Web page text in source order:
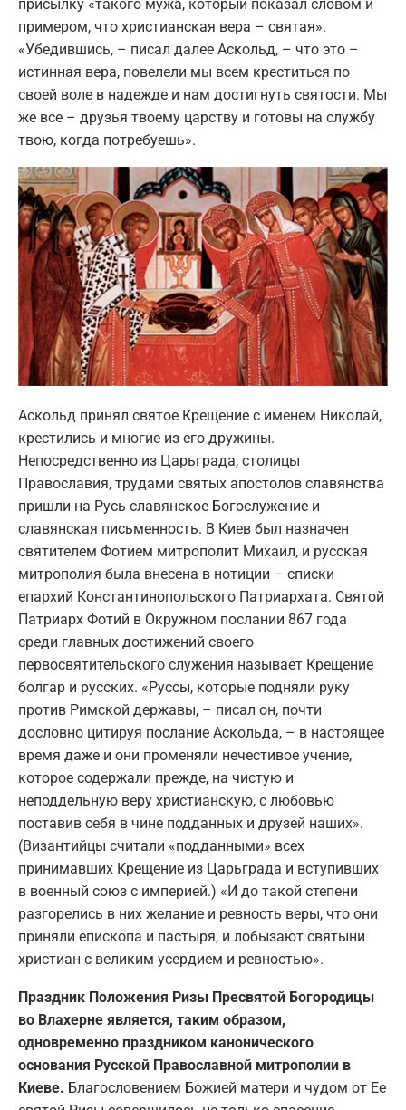
присылку «такого мужа, который показал словом и
примером, что христианская вера – святая».
«Убедившись, – писал далее Аскольд, – что это –
истинная вера, повелели мы всем креститься по
своей воле в надежде и нам достигнуть святости. Мы
же все – друзья твоему царству и готовы на службу
твою, когда потребуешь».
Аскольд принял святое Крещение с именем Николай,
крестились и многие из его дружины.
Непосредственно из Царьграда, столицы
Православия, трудами святых апостолов славянства
пришли на Русь славянское Богослужение и
славянская письменность. В Киев был назначен
святителем Фотием митрополит Михаил, и русская
митрополия была внесена в нотиции – списки
епархий Константинопольского Патриархата. Святой
Патриарх Фотий в Окружном послании 867 года
среди главных достижений своего
первосвятительского служения называет Крещение
болгар и русских. «Руссы, которые подняли руку
против Римской державы, – писал он, почти
дословно цитируя послание Аскольда, – в настоящее
время даже и они променяли нечестивое учение,
которое содержали прежде, на чистую и
неподдельную веру христианскую, с любовью
поставив себя в чине подданных и друзей наших».
(Византийцы считали «подданными» всех
принимавших Крещение из Царьграда и вступивших
в военный союз с империей.) «И до такой степени
разгорелись в них желание и ревность веры, что они
приняли епископа и пастыря, и лобызают святыни
христиан с великим усердием и ревностью».
Праздник Положения Ризы Пресвятой Богородицы
во Влахерне является, таким образом,
одновременно праздником канонического
основания Русской Православной митрополии в
Киеве. Благословением Божией матери и чудом от Ее